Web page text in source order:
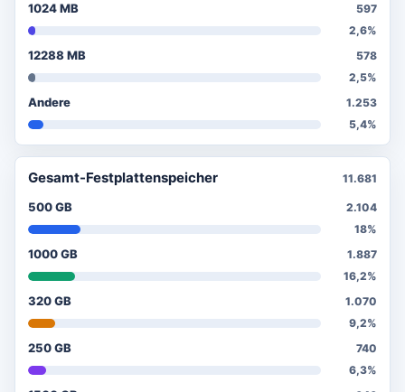
1024 MB
597
2,6%
12288 MB
578
2,5%
Andere
1.253
5,4%
Gesamt-Festplattenspeicher 11.681
500 GB
2.104
18%
1000 GB
1.887
16,2%
320 GB
1.070
9,2%
250 GB
740
6,3%